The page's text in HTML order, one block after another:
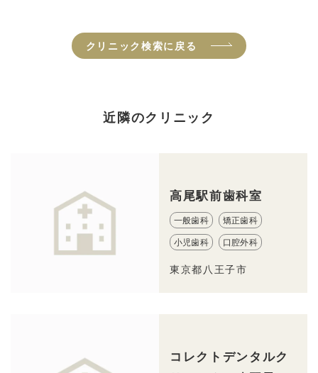
クリニック検索に戻る
近隣のクリニック
高尾駅前歯科室
一般歯科 矯正歯科
小児歯科 口腔外科
東京都八王子市
コレクトデンタルク